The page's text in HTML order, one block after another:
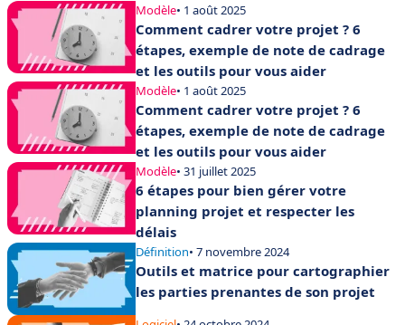
Modèle• 1 août 2025
Comment cadrer votre projet ? 6
étapes, exemple de note de cadrage
et les outils pour vous aider
Modèle• 1 août 2025
Comment cadrer votre projet ? 6
étapes, exemple de note de cadrage
et les outils pour vous aider
Modèle• 31 juillet 2025
6 étapes pour bien gérer votre
planning projet et respecter les
délais
Définition• 7 novembre 2024
Outils et matrice pour cartographier
les parties prenantes de son projet